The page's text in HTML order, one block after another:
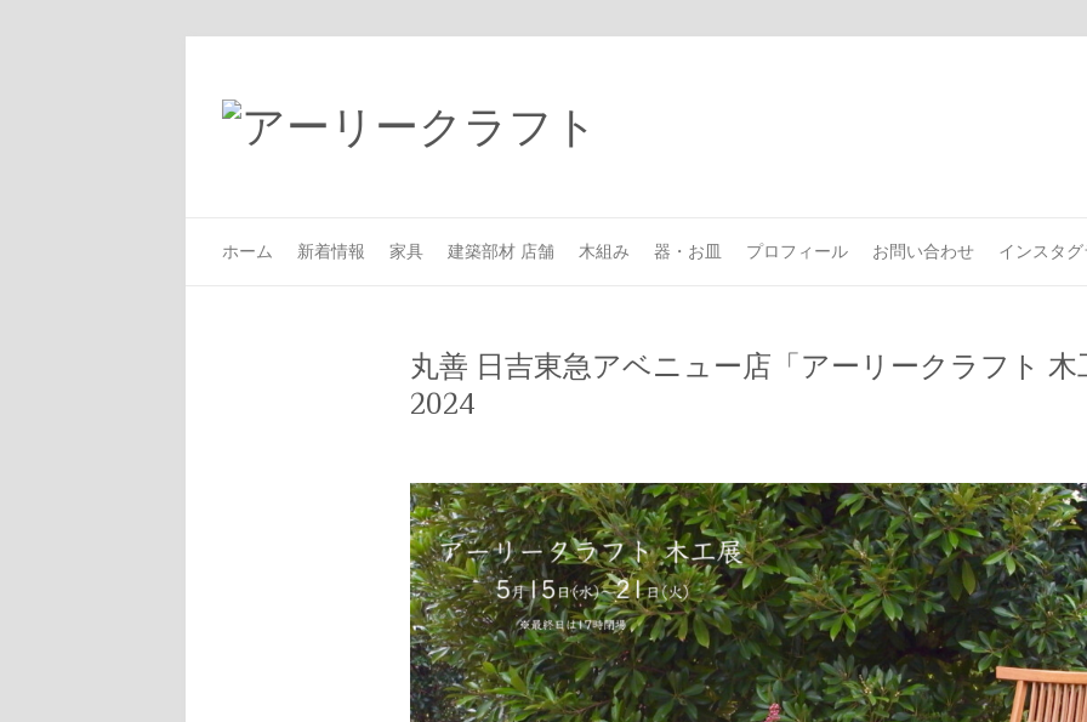
ホーム 新着情報 家具 建築部材 店舗 木組み 器・お皿 プロフィール お問い合わせ インスタグ
丸善 日吉東急アベニュー店「アーリークラフト 木
2024